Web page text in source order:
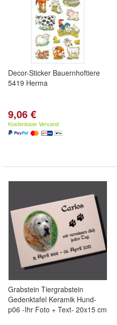
Decor-Sticker Bauernhoftiere
5419 Herma
9,06 €
Kostenloser Versand
Grabstein Tiergrabstein
Gedenktafel Keramik Hund-
p06 -Ihr Foto + Text- 20x15 cm